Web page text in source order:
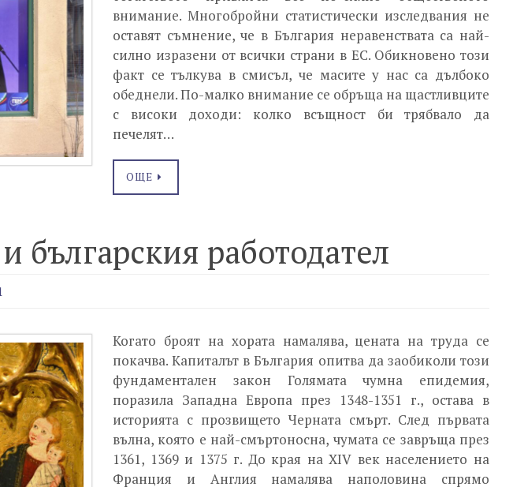
внимание. Многобройни статистически изследвания не
оставят съмнение, че в България неравенствата са най-
силно изразени от всички страни в ЕС. Обикновено този
факт се тълкува в смисъл, че масите у нас са дълбоко
обеднели. По-малко внимание се обръща на щастливците
с високи доходи: колко всъщност би трябвало да
печелят…
ОЩЕ
българския работодател
Когато броят на хората намалява, цената на труда се
покачва. Капиталът в България опитва да заобиколи този
фундаментален закон Голямата чумна епидемия,
поразила Западна Европа през 1348-1351 г., остава в
историята с прозвището Черната смърт. След първата
вълна, която е най-смъртоносна, чумата се завръща през
1361, 1369 и 1375 г. До края на XIV век населението на
Франция и Англия намалява наполовина спрямо